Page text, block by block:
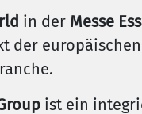
in der Messe
der europäischen
ist ein